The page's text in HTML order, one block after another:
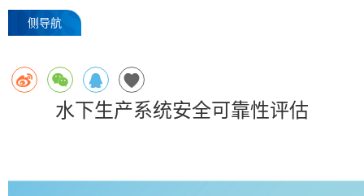
侧导航
水下生产系统安全可靠性评估